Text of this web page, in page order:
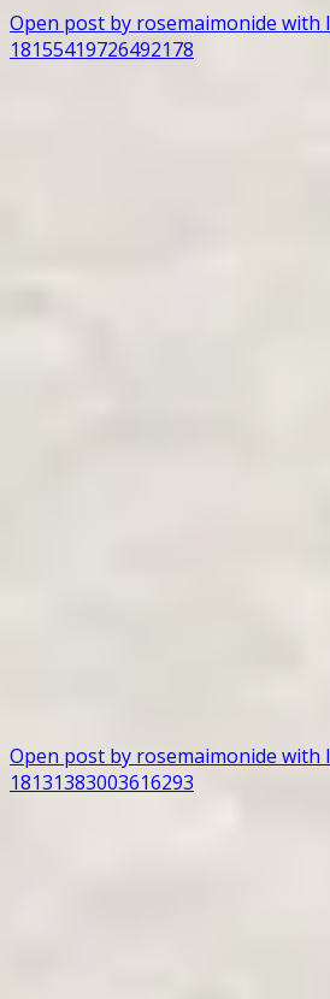
Open post by rosemaimonide with
18155419726492178
Open post by rosemaimonide with
18131383003616293